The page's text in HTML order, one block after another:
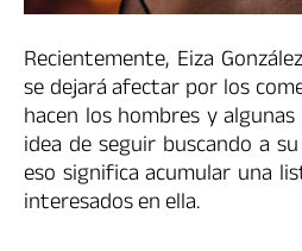
Recientemente, Eiza
se dejará afectar por los
hacen los hombres y
idea de seguir buscando a
eso significa acumular una
interesados en ella.